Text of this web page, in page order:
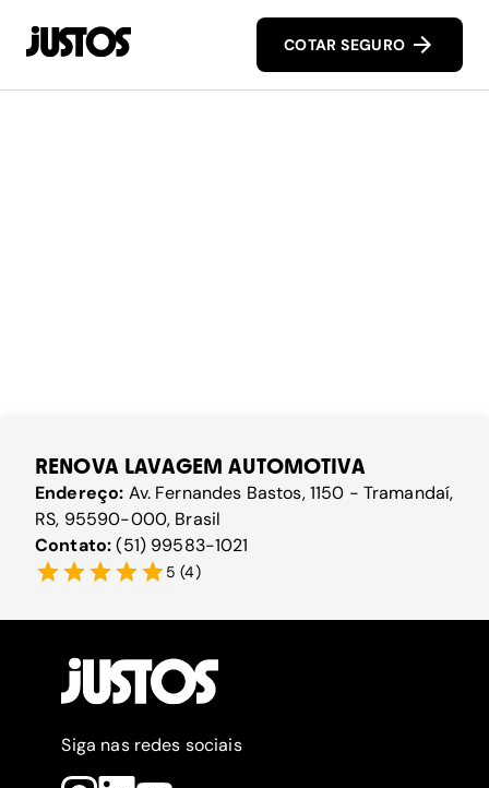
COTAR SEGURO
RENOVA LAVAGEM AUTOMOTIVA
Endereço: Av. Fernandes Bastos, 1150 - Tramandaí,
RS, 95590-000, Brasil
Contato:(51) 99583-1021
5 (4)
Siga nas redes sociais